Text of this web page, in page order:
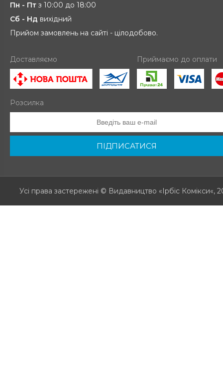
Пн - Пт з 10:00 до 18:00
Сб - Нд вихідний
Прийом замовлень на сайті - цілодобово.
Доставляємо Приймаємо до оплати
Розсилка
ПІДПИСАТИСЯ
Усі права застережені © Видавництво «Ірбіс Комікси«,